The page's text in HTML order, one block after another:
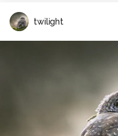
twilight